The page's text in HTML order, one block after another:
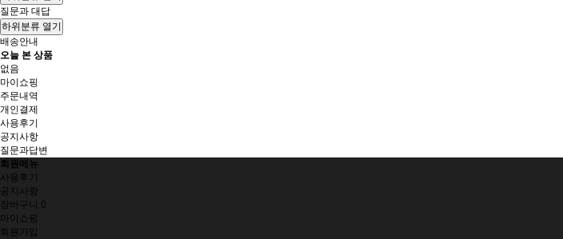
질문과 대답
하위분류 열기
배송안내
오늘 본 상품
없음
마이쇼핑
주문내역
개인결제
사용후기
공지사항
질문과답변
회원메뉴
사용후기
공지사항
장바구니
0
마이쇼핑
회원가입